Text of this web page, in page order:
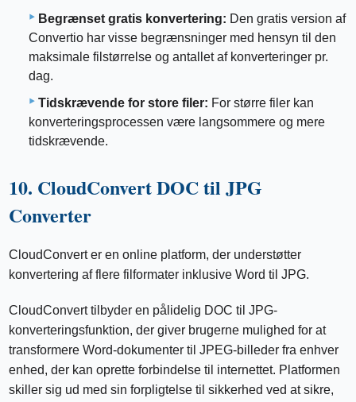
Begrænset gratis konvertering: Den gratis version af
Convertio har visse begrænsninger med hensyn til den
maksimale filstørrelse og antallet af konverteringer pr.
dag.
Tidskrævende for store filer: For større filer kan
konverteringsprocessen være langsommere og mere
tidskrævende.
10. CloudConvert DOC til JPG
Converter
CloudConvert er en online platform, der understøtter
konvertering af flere filformater inklusive Word til JPG.
CloudConvert tilbyder en pålidelig DOC til JPG-
konverteringsfunktion, der giver brugerne mulighed for at
transformere Word-dokumenter til JPEG-billeder fra enhver
enhed, der kan oprette forbindelse til internettet. Platformen
skiller sig ud med sin forpligtelse til sikkerhed ved at sikre,